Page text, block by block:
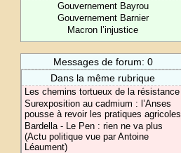
Gouvernement Bayrou
Gouvernement Barnier
Macron l’injustice
Messages de forum: 0
Dans la même rubrique
Les chemins tortueux de la résistance
Surexposition au cadmium : l’Anses
pousse à revoir les pratiques agricoles
Bardella - Le Pen : rien ne va plus
(Actu politique vue par Antoine
Léaument)